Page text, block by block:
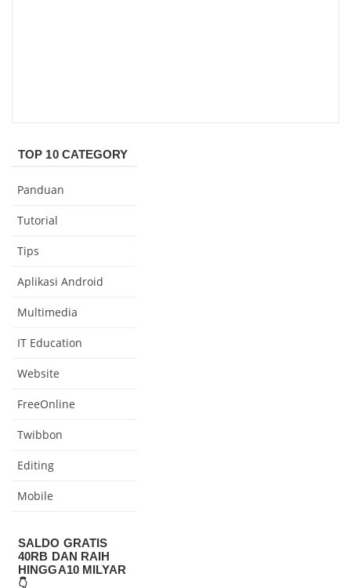
TOP 10 CATEGORY
Panduan
Tutorial
Tips
Aplikasi Android
Multimedia
IT Education
Website
FreeOnline
Twibbon
Editing
Mobile
SALDO GRATIS
40RB DAN RAIH
HINGGA10 MILYAR
👇